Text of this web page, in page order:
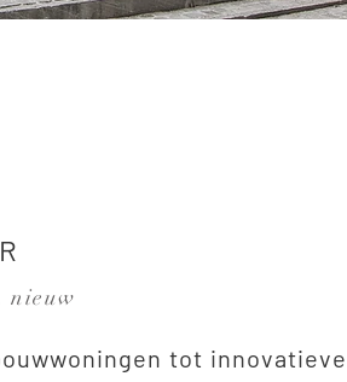
nieuw
tot innovatieve